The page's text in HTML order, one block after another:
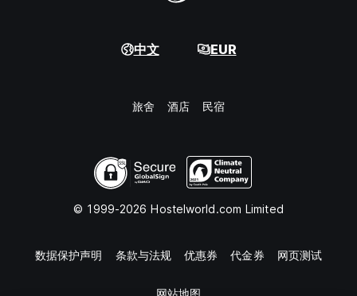
中文 EUR
旅舍 酒店 民宿
© 1999-2026 Hostelworld.com Limited
数据保护声明 条款与法规 优惠券 代金券 网页测试
网站地图